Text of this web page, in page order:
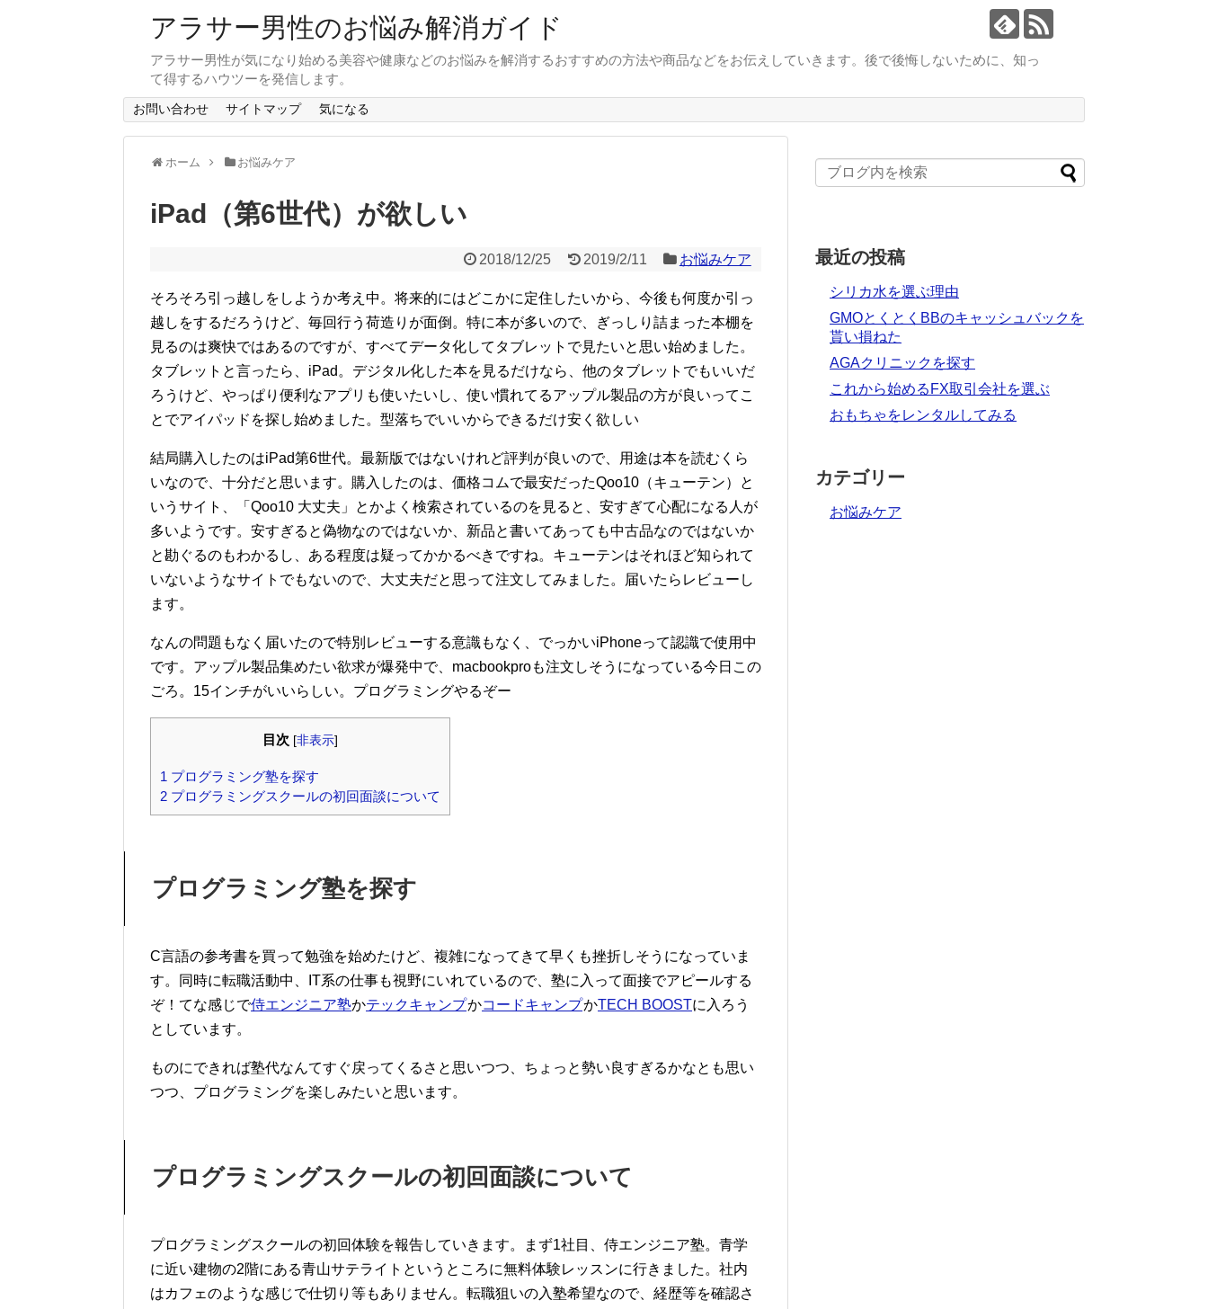
アラサー男性のお悩み解消ガイド
アラサー男性が気になり始める美容や健康などのお悩みを解消するおすすめの方法や商品などをお伝えしていきます。後で後悔しないために、知っ
て得するハウツーを発信します。
お問い合わせ サイトマップ 気になる
ホーム お悩みケア
iPad（第6世代）が欲しい
2018/12/25 2019/2/11 お悩みケア
そろそろ引っ越しをしようか考え中。将来的にはどこかに定住したいから、今後も何度か引っ
越しをするだろうけど、毎回行う荷造りが面倒。特に本が多いので、ぎっしり詰まった本棚を
見るのは爽快ではあるのですが、すべてデータ化してタブレットで見たいと思い始めました。
タブレットと言ったら、iPad。デジタル化した本を見るだけなら、他のタブレットでもいいだ
ろうけど、やっぱり便利なアプリも使いたいし、使い慣れてるアップル製品の方が良いってこ
とでアイパッドを探し始めました。型落ちでいいからできるだけ安く欲しい
結局購入したのはiPad第6世代。最新版ではないけれど評判が良いので、用途は本を読むくら
いなので、十分だと思います。購入したのは、価格コムで最安だったQoo10（キューテン）と
いうサイト、「Qoo10 大丈夫」とかよく検索されているのを見ると、安すぎて心配になる人が
多いようです。安すぎると偽物なのではないか、新品と書いてあっても中古品なのではないか
と勘ぐるのもわかるし、ある程度は疑ってかかるべきですね。キューテンはそれほど知られて
いないようなサイトでもないので、大丈夫だと思って注文してみました。届いたらレビューし
ます。
なんの問題もなく届いたので特別レビューする意識もなく、でっかいiPhoneって認識で使用中
です。アップル製品集めたい欲求が爆発中で、macbookproも注文しそうになっている今日この
ごろ。15インチがいいらしい。プログラミングやるぞー
目次 [非表示]
1 プログラミング塾を探す
2 プログラミングスクールの初回面談について
プログラミング塾を探す
C言語の参考書を買って勉強を始めたけど、複雑になってきて早くも挫折しそうになっていま
す。同時に転職活動中、IT系の仕事も視野にいれているので、塾に入って面接でアピールする
ぞ！てな感じで侍エンジニア塾かテックキャンプかコードキャンプかTECH BOOSTに入ろう
としています。
ものにできれば塾代なんてすぐ戻ってくるさと思いつつ、ちょっと勢い良すぎるかなとも思い
つつ、プログラミングを楽しみたいと思います。
プログラミングスクールの初回面談について
プログラミングスクールの初回体験を報告していきます。まず1社目、侍エンジニア塾。青学
に近い建物の2階にある青山サテライトというところに無料体験レッスンに行きました。社内
はカフェのような感じで仕切り等もありません。転職狙いの入塾希望なので、経歴等を確認さ
最近の投稿
シリカ水を選ぶ理由
GMOとくとくBBのキャッシュバックを
貰い損ねた
AGAクリニックを探す
これから始めるFX取引会社を選ぶ
おもちゃをレンタルしてみる
カテゴリー
お悩みケア